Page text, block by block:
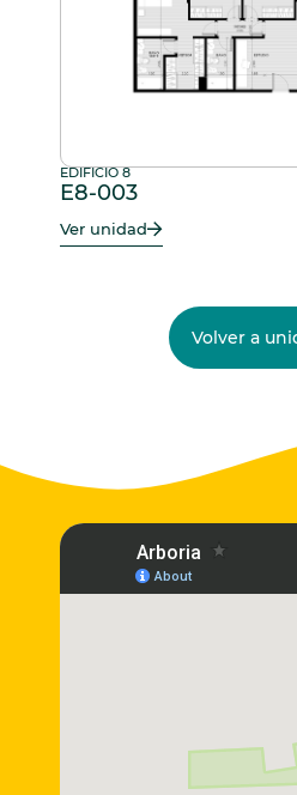
EDIFICIO 8
E8-003
Ver unidad
Volver a